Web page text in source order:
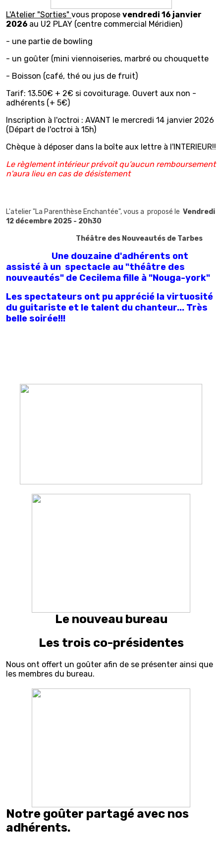
L'Atelier "Sorties" vous propose vendredi 16 janvier
2026 au U2 PLAY (centre commercial Méridien)
- une partie de bowling
- un goûter (mini viennoiseries, marbré ou chouquette
- Boisson (café, thé ou jus de fruit)
Tarif: 13.50€ + 2€ si covoiturage. Ouvert aux non -
adhérents (+ 5€)
Inscription à l'octroi : AVANT le mercredi 14 janvier 2026
(Départ de l'octroi à 15h)
Chèque à déposer dans la boîte aux lettre à l'INTERIEUR!!
Le règlement intérieur prévoit qu’aucun remboursement
n'aura lieu en cas de désistement
L'atelier "La Parenthèse Enchantée", vous a proposé le Vendredi
12 décembre 2025 - 20h30
Théâtre des Nouveautés de Tarbes
Une douzaine d'adhérents ont
assisté à un spectacle au "théâtre des
nouveautés" de Cecilema fille à "Nouga-york"
Les spectateurs ont pu apprécié la virtuosité
du guitariste et le talent du chanteur... Très
belle soirée!!!
Le nouveau bureau
Les trois co-présidentes
Nous ont offert un goûter afin de se présenter ainsi que
les membres du bureau.
Notre goûter partagé avec nos
adhérents.